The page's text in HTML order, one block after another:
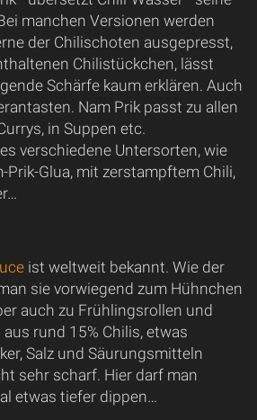
manchen Versionen werden
der Chilischoten ausgepresst,
Chilistückchen, lässt
Schärfe kaum erklären. Auch
Nam Prik passt zu allen
in Suppen etc.
verschiedene Untersorten, wie
Prik-Glua, mit zerstampftem Chili,
ist weltweit bekannt. Wie der
sie vorwiegend zum Hühnchen
auch zu Frühlingsrollen und
rund 15% Chilis, etwas
Salz und Säurungsmitteln
sehr scharf. Hier darf man
etwas tiefer dippen…